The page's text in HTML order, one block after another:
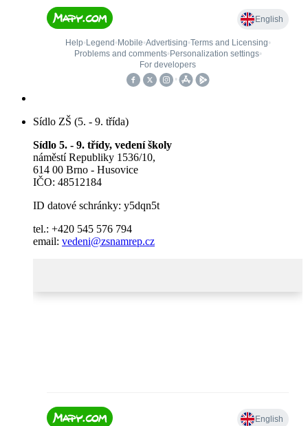
Sídlo ZŠ (5. - 9. třída)
Sídlo 5. - 9. třídy, vedení školy
náměstí Republiky 1536/10,
614 00 Brno - Husovice
IČO: 48512184
ID datové schránky: y5dqn5t
tel.: +420 545 576 794
email: vedeni@zsnamrep.cz